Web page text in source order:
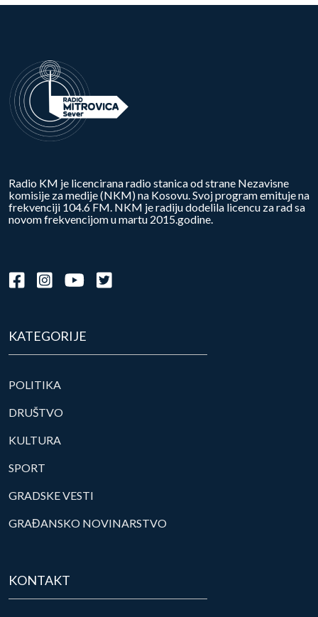
Radio KM je licencirana radio stanica od strane Nezavisne
komisije za medije (NKM) na Kosovu. Svoj program emituje na
frekvenciji 104.6 FM. NKM je radiju dodelila licencu za rad sa
novom frekvencijom u martu 2015.godine.
KATEGORIJE
POLITIKA
DRUŠTVO
KULTURA
SPORT
GRADSKE VESTI
GRAĐANSKO NOVINARSTVO
KONTAKT